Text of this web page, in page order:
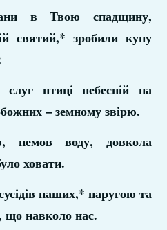
в Твою спадщину,
святий,* зробили купу
птиці небесній на
– земному звірю.
немов воду, довкола
ховати.
наших,* наругою та
що навколо нас.